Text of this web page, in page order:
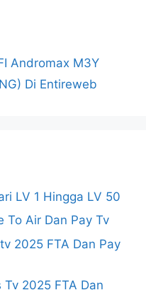
Andromax M3Y
Di Entireweb
LV 1 Hingga LV 50
To Air Dan Pay Tv
2025 FTA Dan Pay
2025 FTA Dan